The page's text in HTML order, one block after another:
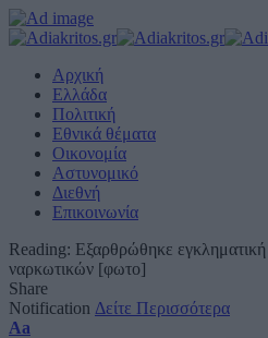
Αρχική
Ελλάδα
Πολιτική
Εθνικά θέματα
Οικονομία
Αστυνομικό
Διεθνή
Επικοινωνία
Reading: Εξαρθρώθηκε
ναρκωτικών [φωτο]
Share
Notification Δείτε Περισσότερα
Font
Aa